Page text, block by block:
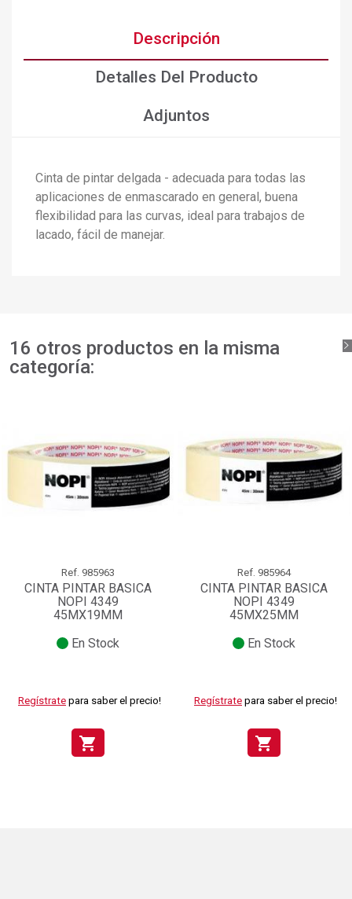
Crear lista de deseos ×
Iniciar sesión
Descripción
Detalles Del Producto
Adjuntos
Cinta de pintar delgada - adecuada para todas las
aplicaciones de enmascarado en general, buena
flexibilidad para las curvas, ideal para trabajos de
lacado, fácil de manejar.
16 otros productos en la misma
categoría:
Ref. 985963
CINTA PINTAR BASICA
NOPI 4349
45MX19MM
En Stock
Regístrate para saber el precio!
shopping_cart
Ref. 985964
CINTA PINTAR BASICA
NOPI 4349
45MX25MM
En Stock
Regístrate para saber el precio!
shopping_cart